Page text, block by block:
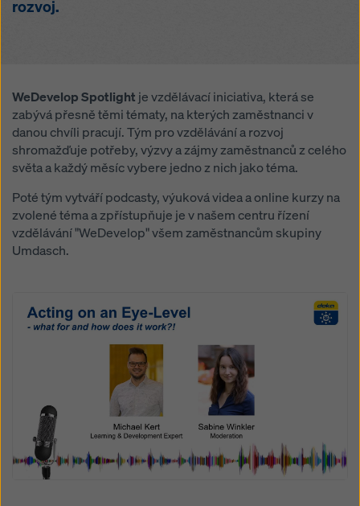
rozvoj.
WeDevelop Spotlight je vzdělávací iniciativa, která se
zabývá přesně těmi tématy, na kterých zaměstnanci v
danou chvíli pracují. Tým pro vzdělávání a rozvoj
shromažďuje potřeby, výzvy a zájmy zaměstnanců z celého
světa a každý měsíc vybere jedno z nich jako téma.
Poté tým vytváří podcasty, výuková videa a online kurzy na
zvolené téma a zpřístupňuje je v našem centru řízení
vzdělávání "WeDevelop" všem zaměstnancům skupiny
Umdasch.
na „Odmítnout“ nebo úpravou
uvedení důvodu kliknutím nanastavení souborů
cookiev dolní části této webové stránky.
Více informací o našich souborechsouborů cookie
najdete v našich zásadách ochrany osobních údajů .
Nabízíme vám také možnost výběru souborů cookie
(pokročilé nastavení souborů cookie).